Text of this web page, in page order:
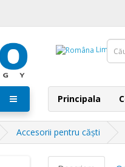
Limba
Principala
Accesorii pentru căști